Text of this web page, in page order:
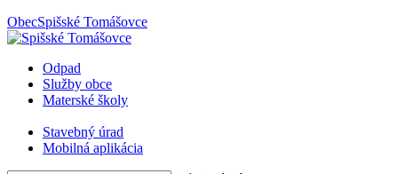
ObecSpišské Tomášovce
Odpad
Služby obce
Materské školy
Stavebný úrad
Mobilná aplikácia